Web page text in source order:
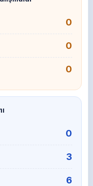
0
0
0
0
3
6